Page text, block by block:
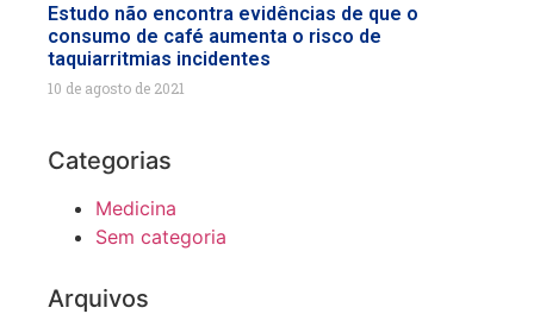
Estudo não encontra evidências de que o
consumo de café aumenta o risco de
taquiarritmias incidentes
10 de agosto de 2021
Categorias
Medicina
Sem categoria
Arquivos